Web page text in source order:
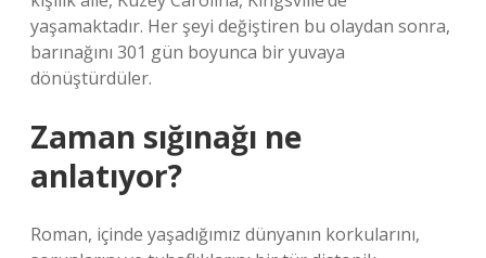
yaşamaktadır. Her şeyi değiştiren bu olaydan sonra,
barınağını 301 gün boyunca bir yuvaya
dönüştürdüler.
Zaman sığınağı ne
anlatıyor?
Roman, içinde yaşadığımız dünyanın korkularını,